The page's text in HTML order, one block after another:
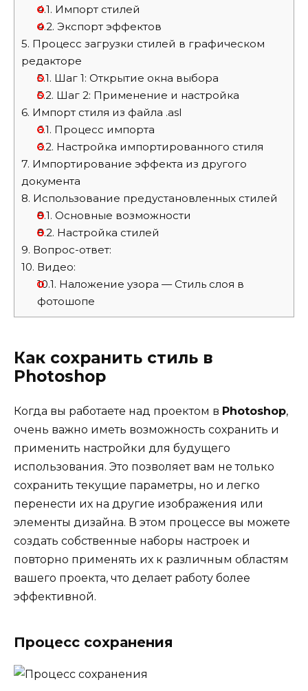
4.1. Импорт стилей
4.2. Экспорт эффектов
5. Процесс загрузки стилей в графическом
редакторе
5.1. Шаг 1: Открытие окна выбора
5.2. Шаг 2: Применение и настройка
6. Импорт стиля из файла .asl
6.1. Процесс импорта
6.2. Настройка импортированного стиля
7. Импортирование эффекта из другого
документа
8. Использование предустановленных стилей
8.1. Основные возможности
8.2. Настройка стилей
9. Вопрос-ответ:
10. Видео:
10.1. Наложение узора — Стиль слоя в
фотошопе
Как сохранить стиль в
Photoshop
Когда вы работаете над проектом в Photoshop,
очень важно иметь возможность сохранить и
применить настройки для будущего
использования. Это позволяет вам не только
сохранить текущие параметры, но и легко
перенести их на другие изображения или
элементы дизайна. В этом процессе вы можете
создать собственные наборы настроек и
повторно применять их к различным областям
вашего проекта, что делает работу более
эффективной.
Процесс сохранения